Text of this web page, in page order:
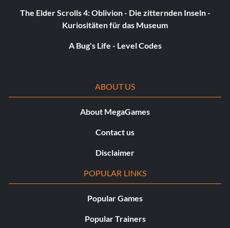
The Elder Scrolls 4: Oblivion - Die zitternden Inseln -
Kuriositäten für das Museum
A Bug's Life - Level Codes
ABOUT US
About MegaGames
Contact us
Disclaimer
POPULAR LINKS
Popular Games
Popular Trainers